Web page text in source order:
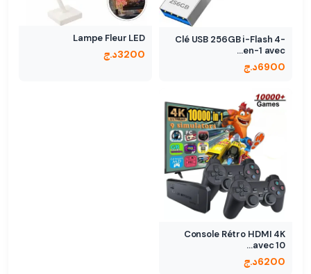
Clé USB 256GB i-Flash 4-
en-1 avec…
6900د.ج
Lampe Fleur LED
3200د.ج
Console Rétro HDMI 4K
avec 10…
6200د.ج